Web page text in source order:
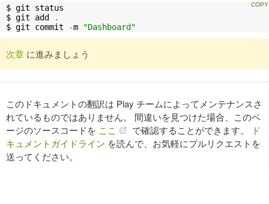
$ git status
$ git add
.
$ git commit
-m "Dashboard"
次章 に進みましょう
このドキュメントの翻訳は Play チームによってメンテナンスさ
れているものではありません。 間違いを見つけた場合、このペ
ージのソースコードを ここ で確認することができます。
ド
キュメントガイドライン を読んで、お気軽にプルリクエストを
送ってください。